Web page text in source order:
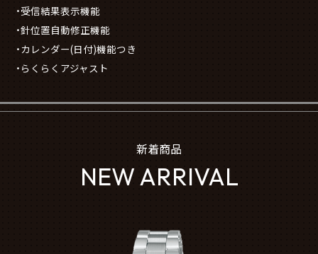
・受信結果表示機能
・針位置自動修正機能
・カレンダー(日付)機能つき
・らくらくアジャスト
新着商品
NEW ARRIVAL